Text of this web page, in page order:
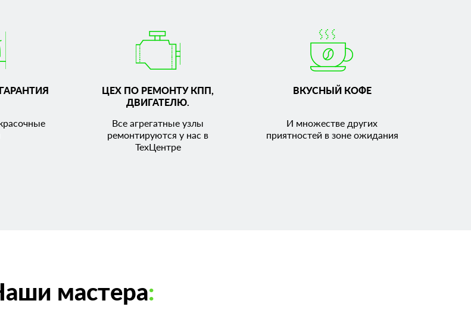
ЦЕХ ПО РЕМОНТУ КПП,
ДВИГАТЕЛЮ.
Все агрегатные узлы
ремонтируются у нас в
ТехЦентре
ВКУСНЫЙ КОФЕ
И множестве других
приятностей в зоне ожидания
мастера: